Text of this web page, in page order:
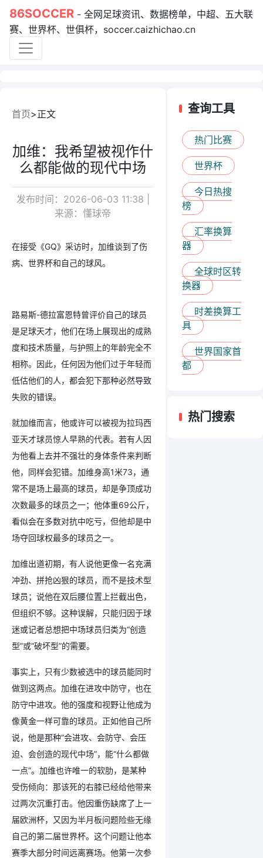
86SOCCER - 全网足球资讯、数据榜单，中超、五大联
赛、世界杯、世俱杯，soccer.caizhichao.cn
首页 正文
加维：我希望被视作什
么都能做的现代中场
发布时间：2026-06-03 11:38 |
来源：懂球帝
在接受《GQ》采访时，加维谈到了伤
病、世界杯和自己的球风。
路易斯-德拉富恩特曾评价自己的球员
是足球天才，他们在场上展现出的成熟
度和技术质量，与护照上的年龄完全不
相称。因此，任何因为他们过于年轻而
低估他们的人，都会犯下那种必然导致
失败的错误。
就加维而言，他或许可以被视为拉玛西
亚天才球员惊人早熟的代表。若有人因
为他看上去并不强壮的身体条件来判断
他，同样会犯错。加维身高1米73，通
常不是场上最高的球员，却是争顶成功
次数最多的球员之一；他体重69公斤，
看似会在多数对抗中吃亏，但他却是中
场夺回球权最多的球员之一。
加维出道初期，有人说他更像一名充满
冲劲、拼抢凶狠的球员，而不是技术型
球员；说他在双后腰位置上拦截出色，
但组织不够。这种误解，只能归因于球
迷或记者总想把中场球员归类为“创造
型”或“破坏型”的需要。
事实上，只有少数被选中的球员能同时
做到这两点。加维在进攻中防守，也在
防守中进攻。他的强度和视野让他成为
像黄金一样可靠的球员。正如他自己所
说，他是那种“会进攻、会防守、会压
迫、会创造的现代中场”，能“什么都做
一点”。加维也许唯一的软肋，是某种
受伤倾向：那该死的右膝已经给他带来
过两次沉重打击。他因重伤缺席了上一
届欧洲杯，又因为半月板问题险些无缘
自己的第二届世界杯。这个问题让他本
赛季大部分时间远离赛场。他第一次参
查询工具
热门比赛
世界杯
今日热搜
榜
汇率换算
器
全球时区转
换器
时差换算工
具
世界国家首
都
热门搜索